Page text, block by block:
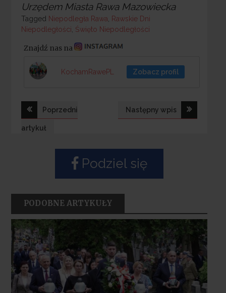
Urzędem Miasta Rawa Mazowiecka
Tagged
Tagged Niepodległa Rawa, Rawskie Dni
Niepodległości, Święto Niepodległości
Znajdź nas na
KochamRawePL Zobacz profil
Nawigacja
wpisu
Poprzedni
artykuł
Następny wpis
Podziel się
PODOBNE ARTYKUŁY